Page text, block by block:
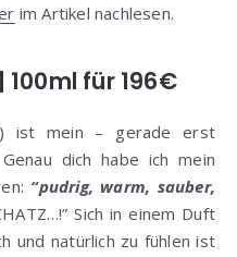
im Artikel nachlesen.
100ml für 196€
ist mein – gerade erst
dich habe ich mein
“pudrig, warm, sauber,
Sich in einem Duft
und natürlich zu fühlen ist